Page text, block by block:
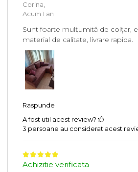
Corina,
Acum 1 an
Sunt foarte mulțumită de colțar,
material de calitate, livrare rapida.
Raspunde
A fost util acest review?
3 persoane au considerat acest
Achizitie verificata